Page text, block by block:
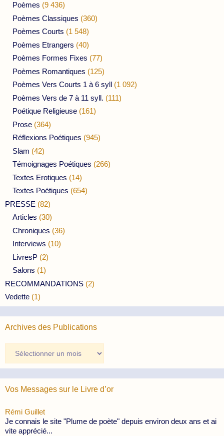
Poèmes (9 436)
Poèmes Classiques (360)
Poèmes Courts (1 548)
Poèmes Etrangers (40)
Poèmes Formes Fixes (77)
Poèmes Romantiques (125)
Poèmes Vers Courts 1 à 6 syll (1 092)
Poèmes Vers de 7 à 11 syll. (111)
Poétique Religieuse (161)
Prose (364)
Réflexions Poétiques (945)
Slam (42)
Témoignages Poétiques (266)
Textes Erotiques (14)
Textes Poétiques (654)
PRESSE (82)
Articles (30)
Chroniques (36)
Interviews (10)
LivresP (2)
Salons (1)
RECOMMANDATIONS (2)
Vedette (1)
Archives des Publications
des
Publications
Vos Messages sur le Livre d’or
Rémi Guillet
Je connais le site "Plume de poète" depuis environ deux ans et ai
vite apprécié...